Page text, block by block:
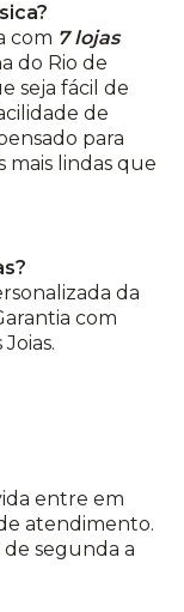
com 7 lojas
do Rio de
seja fácil de
de
para
mais lindas que
da
com
entre em
atendimento.
segunda a